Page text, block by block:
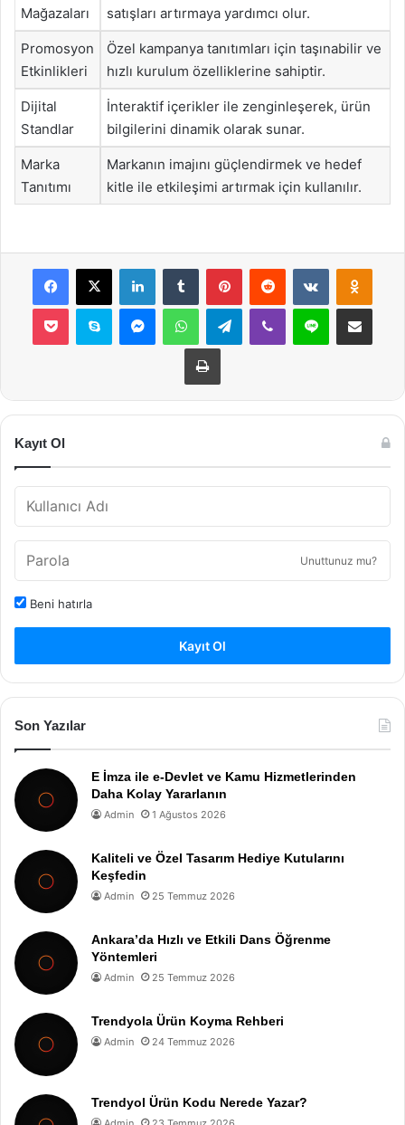
Mağazaları
satışları artırmaya yardımcı olur.
Promosyon
Etkinlikleri
Özel kampanya tanıtımları için taşınabilir ve
hızlı kurulum özelliklerine sahiptir.
Dijital
Standlar
İnteraktif içerikler ile zenginleşerek, ürün
bilgilerini dinamik olarak sunar.
Marka
Tanıtımı
Markanın imajını güçlendirmek ve hedef
kitle ile etkileşimi artırmak için kullanılır.
Facebook
X LinkedInTumblr PinterestReddit VKontakte
Pocket Skype MessengerWhatsAppTelegramViber Line E-Posta ile
Yazdır
Kayıt Ol
Unuttunuz mu?
Beni hatırla
Kayıt Ol
Son Yazılar
E İmza ile e-Devlet ve Kamu Hizmetlerinden
Daha Kolay Yararlanın
Admin 1 Ağustos 2026
Kaliteli ve Özel Tasarım Hediye Kutularını
Keşfedin
Admin 25 Temmuz 2026
Ankara’da Hızlı ve Etkili Dans Öğrenme
Yöntemleri
Admin 25 Temmuz 2026
Trendyola Ürün Koyma Rehberi
Admin 24 Temmuz 2026
Trendyol Ürün Kodu Nerede Yazar?